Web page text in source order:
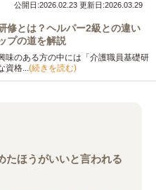
公開日:2026.02.23 更新日:2026.03.29
修とは？ヘルパー2級との違い
プの道を解説
味のある方の中には「介護職員基礎研
資格...(続きを読む)
たほうがいいと言われる